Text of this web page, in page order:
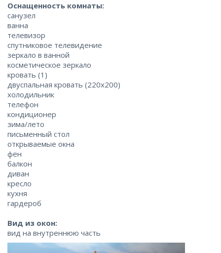
Оснащенность комнаты:
санузел
ванна
телевизор
спутниковое телевидение
зеркало в ванной
косметическое зеркало
кровать (1)
двуспальная кровать (220x200)
холодильник
телефон
кондиционер
зима/лето
письменный стол
открываемые окна
фен
балкон
диван
кресло
кухня
гардероб
Вид из окон:
вид на внутреннюю часть